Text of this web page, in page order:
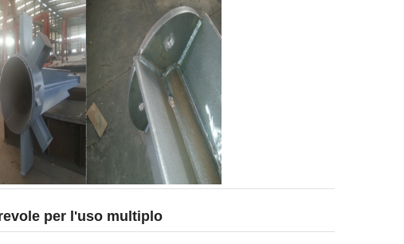
per l'uso multiplo